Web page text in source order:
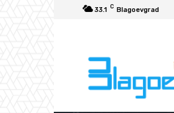
33.1 C Blagoevgrad